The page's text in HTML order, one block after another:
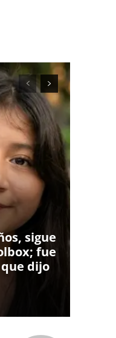
sigue
fue
dijo